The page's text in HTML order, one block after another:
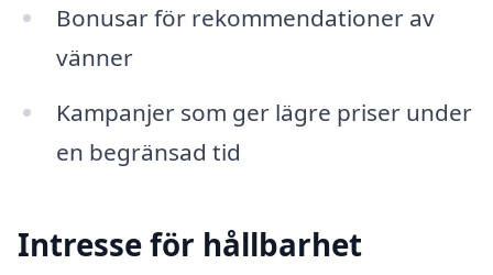
Bonusar för rekommendationer av
vänner
Kampanjer som ger lägre priser under
en begränsad tid
Intresse för hållbarhet